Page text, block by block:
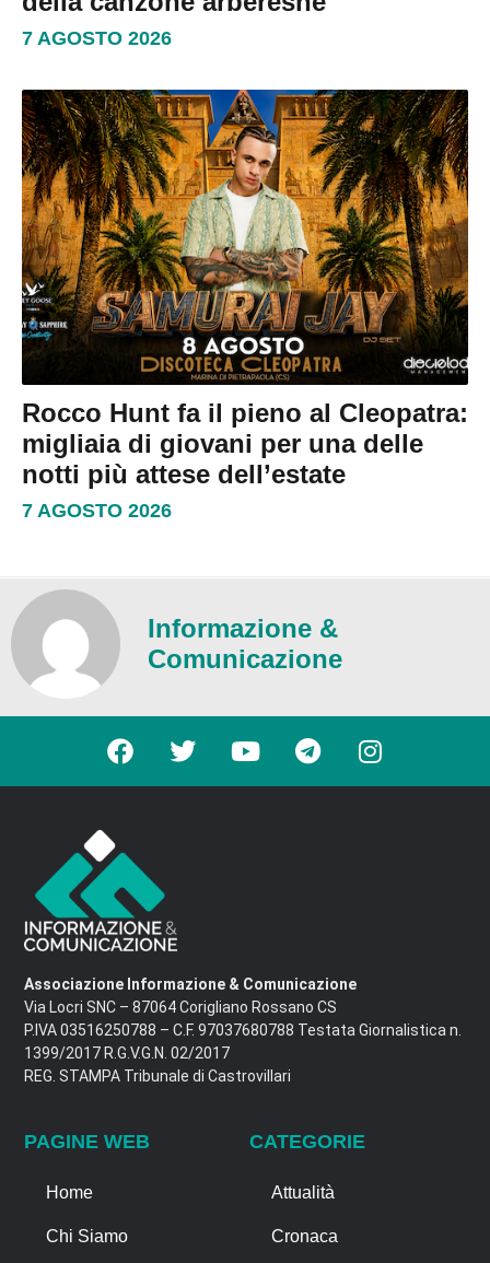
7 AGOSTO 2026
Rocco Hunt fa il pieno al Cleopatra:
migliaia di giovani per una delle
notti più attese dell’estate
7 AGOSTO 2026
Informazione &
Comunicazione
Associazione Informazione & Comunicazione
Via Locri SNC – 87064 Corigliano Rossano CS
P.IVA 03516250788 – C.F. 97037680788 Testata Giornalistica n.
1399/2017 R.G.V.G.N. 02/2017
REG. STAMPA Tribunale di Castrovillari
PAGINE WEB
Home
Chi Siamo
CATEGORIE
Attualità
Cronaca